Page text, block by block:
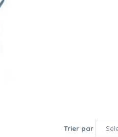
Trier par